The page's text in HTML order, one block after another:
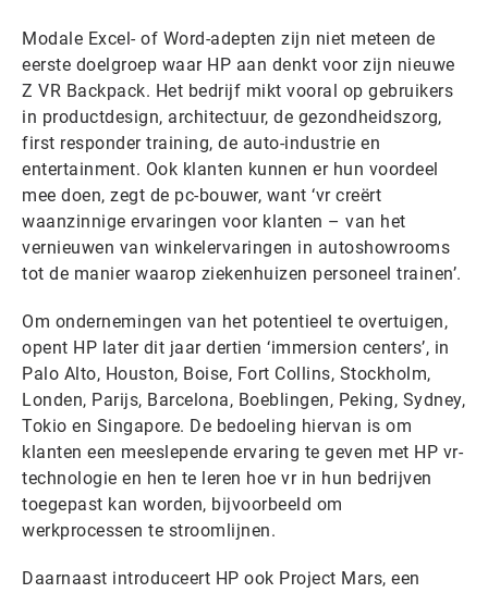
Modale Excel- of Word-adepten zijn niet meteen de
eerste doelgroep waar HP aan denkt voor zijn nieuwe
Z VR Backpack. Het bedrijf mikt vooral op gebruikers
in productdesign, architectuur, de gezondheidszorg,
first responder training, de auto-industrie en
entertainment. Ook klanten kunnen er hun voordeel
mee doen, zegt de pc-bouwer, want ‘vr creërt
waanzinnige ervaringen voor klanten – van het
vernieuwen van winkelervaringen in autoshowrooms
tot de manier waarop ziekenhuizen personeel trainen’.
Om ondernemingen van het potentieel te overtuigen,
opent HP later dit jaar dertien ‘immersion centers’, in
Palo Alto, Houston, Boise, Fort Collins, Stockholm,
Londen, Parijs, Barcelona, Boeblingen, Peking, Sydney,
Tokio en Singapore. De bedoeling hiervan is om
klanten een meeslepende ervaring te geven met HP vr-
technologie en hen te leren hoe vr in hun bedrijven
toegepast kan worden, bijvoorbeeld om
werkprocessen te stroomlijnen.
Daarnaast introduceert HP ook Project Mars, een